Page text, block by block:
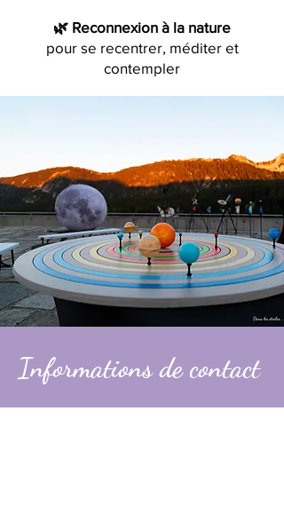
🌿 Reconnexion à la nature
pour se recentrer, méditer et
contempler
Informations de contact